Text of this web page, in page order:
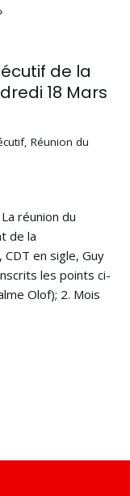
de la
18 Mars
, Réunion du
réunion du
de la
en sigle, Guy
les points ci-
Olof); 2. Mois